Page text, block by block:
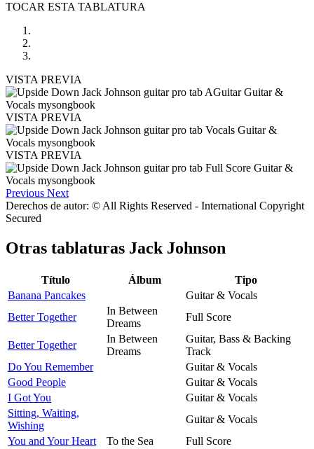
TOCAR ESTA TABLATURA
VISTA PREVIA
VISTA PREVIA
VISTA PREVIA
Previous Next
Derechos de autor: © All Rights Reserved - International Copyright
Secured
Otras tablaturas Jack Johnson
Título Álbum
Tipo
Banana Pancakes
Guitar & Vocals
Better Together
In Between
Dreams
Full Score
Better Together
In Between
Dreams
Guitar, Bass & Backing
Track
Do You Remember
Guitar & Vocals
Good People
Guitar & Vocals
I Got You
Guitar & Vocals
Sitting, Waiting,
Wishing
Guitar & Vocals
You and Your Heart
To the Sea
Full Score